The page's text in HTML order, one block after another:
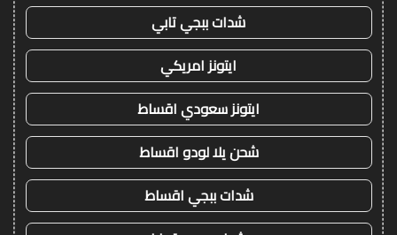
شدات ببجي تابي
ايتونز امريكي
ايتونز سعودي اقساط
شحن يلا لودو اقساط
شدات ببجي اقساط